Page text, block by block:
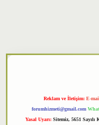
Reklam ve İletişim: E-
forumhizmeti@gmail.com
Yasal Uyarı: Sitemiz, 5651